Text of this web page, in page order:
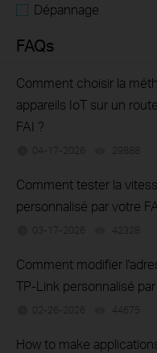
Dépannage
FAQs
Comment choisir la
appareils IoT sur un
FAI ?
04-17-2026 29888
Comment tester la
personnalisé par votre
03-17-2026 42328
Comment modifier
TP-Link personnalisé par
02-26-2026 44675
How to make